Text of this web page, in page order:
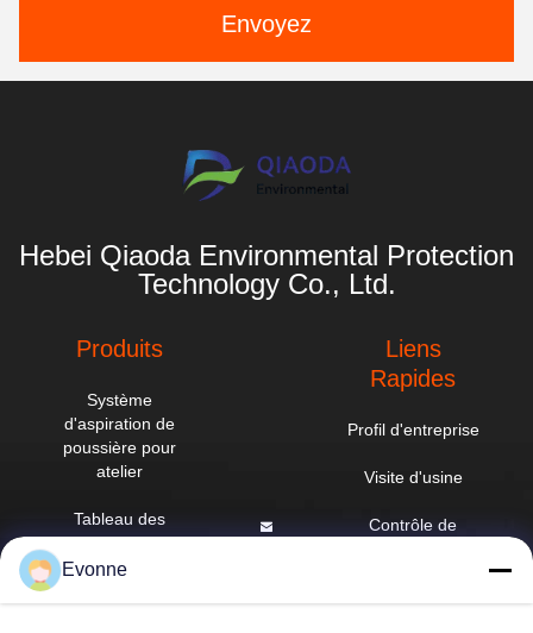
Envoyez
Hebei Qiaoda Environmental Protection
Technology Co., Ltd.
Produits
Système
d'aspiration de
poussière pour
atelier
Tableau des
courants
descendants
86-0317-
Liens
Rapides
Profil d'entreprise
Visite d'usine
Contrôle de
Evonne